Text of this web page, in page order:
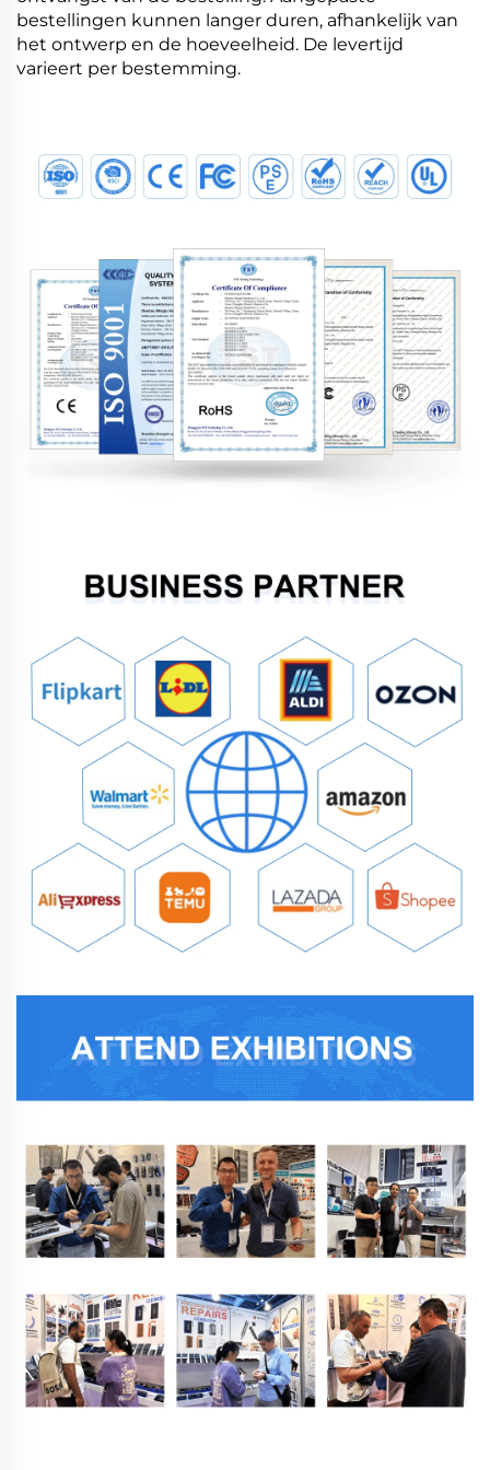
bestellingen kunnen langer duren, afhankelijk van
het ontwerp en de hoeveelheid. De levertijd
varieert per bestemming.